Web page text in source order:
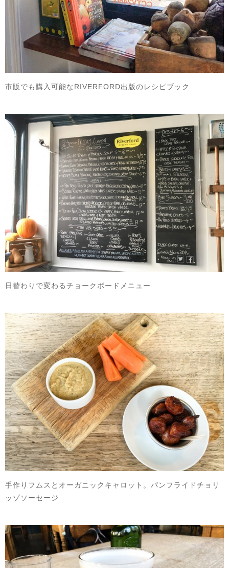
市販でも購入可能なRIVERFORD出版のレシピブック
日替わりで変わるチョークボードメニュー
手作りフムスとオーガニックキャロット。パンフライドチョリ
ッゾソーセージ